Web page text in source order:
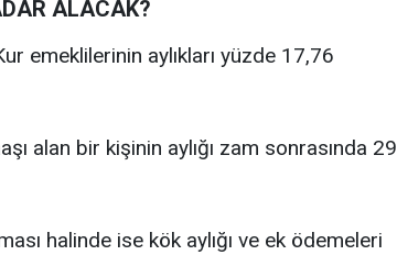
ALACAK?
emeklilerinin aylıkları yüzde 17,76
alan bir kişinin aylığı zam sonrasında 29
halinde ise kök aylığı ve ek ödemeleri